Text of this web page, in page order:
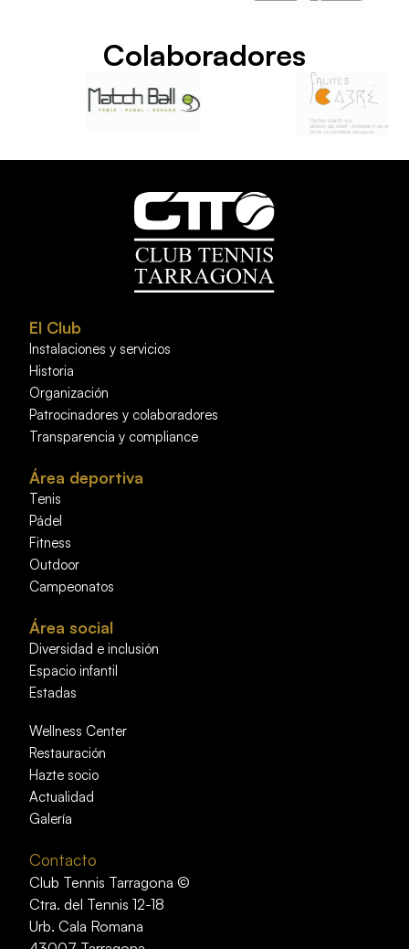
Colaboradores
El Club
Instalaciones y servicios
Historia
Organización
Patrocinadores y colaboradores
Transparencia y compliance
Área deportiva
Tenis
Pádel
Fitness
Outdoor
Campeonatos
Área social
Diversidad e inclusión
Espacio infantil
Estadas
Wellness Center
Restauración
Hazte socio
Actualidad
Galería
Contacto
Club Tennis Tarragona ©
Ctra. del Tennis 12-18
Urb. Cala Romana